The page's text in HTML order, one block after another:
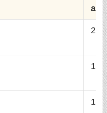
al)
204
125
130